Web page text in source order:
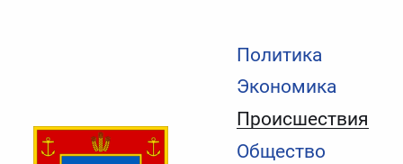
Политика
Экономика
Происшествия
Общество